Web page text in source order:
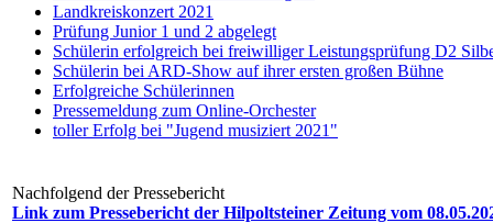
Landkreiskonzert 2021
Prüfung Junior 1 und 2 abgelegt
Schülerin erfolgreich bei freiwilliger Leistungsprüfung D2
Schülerin bei ARD-Show auf ihrer ersten großen Bühne
Erfolgreiche Schülerinnen
Pressemeldung zum Online-Orchester
toller Erfolg bei "Jugend musiziert 2021"
Nachfolgend der Pressebericht
Link zum Pressebericht der Hilpoltsteiner Zeitung vom